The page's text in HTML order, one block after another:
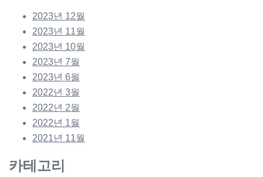
2023년 12월
2023년 11월
2023년 10월
2023년 7월
2023년 6월
2022년 3월
2022년 2월
2022년 1월
2021년 11월
카테고리